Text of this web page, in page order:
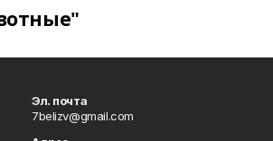
Эл. почта
7belizv@gmail.com